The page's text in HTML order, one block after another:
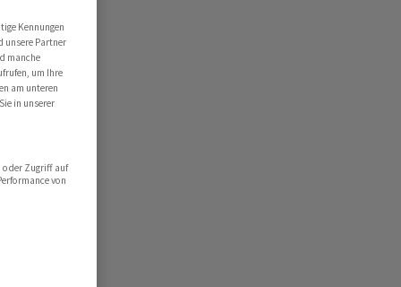
Kennungen
unsere Partner
manche
um Ihre
am unteren
in unserer
oder Zugriff auf
von